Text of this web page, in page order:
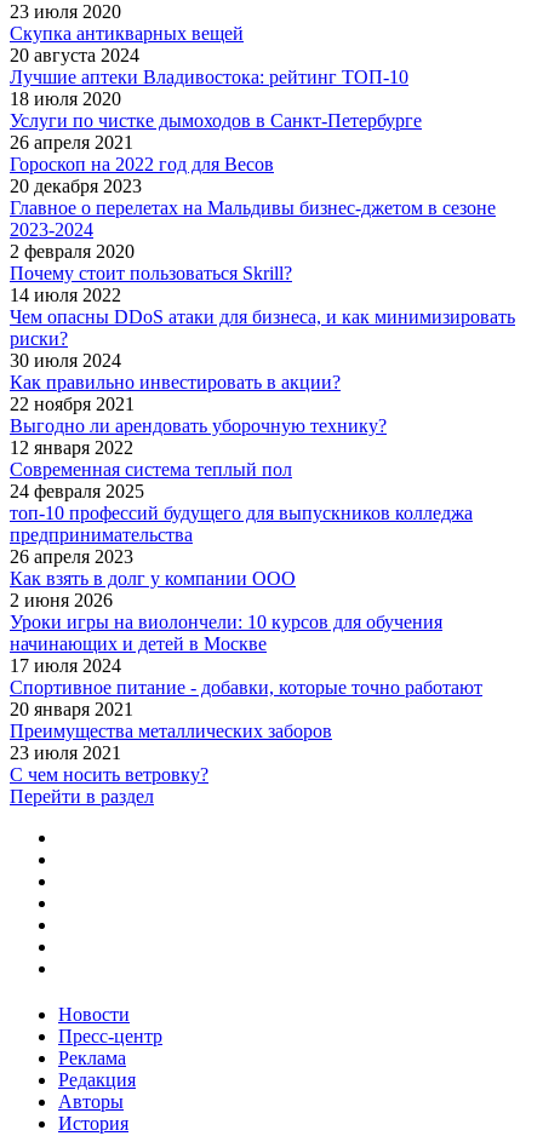
23 июля 2020
Скупка антикварных вещей
20 августа 2024
Лучшие аптеки Владивостока: рейтинг ТОП-10
18 июля 2020
Услуги по чистке дымоходов в Санкт-Петербурге
26 апреля 2021
Гороскоп на 2022 год для Весов
20 декабря 2023
Главное о перелетах на Мальдивы бизнес-джетом в сезоне
2023-2024
2 февраля 2020
Почему стоит пользоваться Skrill?
14 июля 2022
Чем опасны DDoS атаки для бизнеса, и как минимизировать
риски?
30 июля 2024
Как правильно инвестировать в акции?
22 ноября 2021
Выгодно ли арендовать уборочную технику?
12 января 2022
Современная система теплый пол
24 февраля 2025
топ-10 профессий будущего для выпускников колледжа
предпринимательства
26 апреля 2023
Как взять в долг у компании ООО
2 июня 2026
Уроки игры на виолончели: 10 курсов для обучения
начинающих и детей в Москве
17 июля 2024
Спортивное питание - добавки, которые точно работают
20 января 2021
Преимущества металлических заборов
23 июля 2021
С чем носить ветровку?
Перейти в раздел
Новости
Пресс-центр
Реклама
Редакция
Авторы
История